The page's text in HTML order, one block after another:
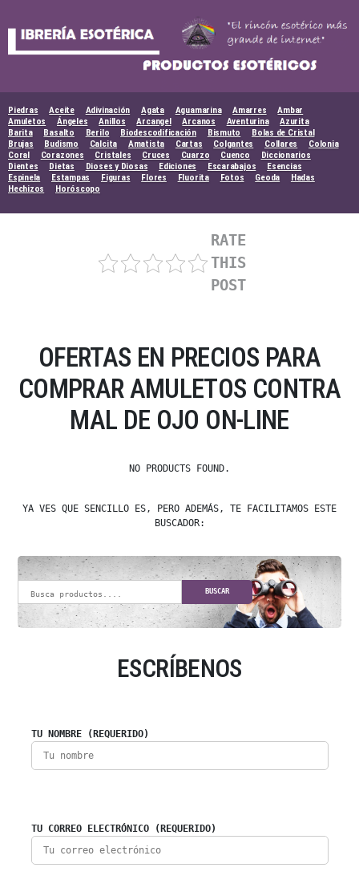
Piedras Aceite Adivinación Agata Aguamarina Amarres
Ambar
Amuletos
Ángeles Anillos Arcangel Arcanos Aventurina
Azurita
Barita
Basalto Berilo Biodescodificación Bismuto
Bolas de Cristal
Brujas
Budismo Calcita Amatista Cartas Colgantes Collares
Colonia
Coral
Corazones Cristales Cruces Cuarzo Cuenco
Diccionarios
Dientes
Dietas Dioses y Diosas Ediciones Escarabajos
Esencias
Espinela
Estampas Figuras Flores Fluorita Fotos Geoda
Hadas
Hechizos
Horóscopo
RATE
THIS
POST
OFERTAS EN PRECIOS PARA
COMPRAR AMULETOS CONTRA
MAL DE OJO ON-LINE
NO PRODUCTS FOUND.
YA VES QUE SENCILLO ES, PERO ADEMÁS, TE FACILITAMOS ESTE
BUSCADOR:
BUSCAR
ESCRÍBENOS
TU NOMBRE (REQUERIDO)
TU CORREO ELECTRÓNICO (REQUERIDO)